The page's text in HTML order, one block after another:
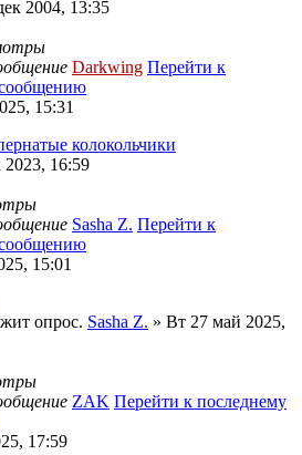
2004, 13:35
Darkwing Перейти к
15:31
колокольчики
2023, 16:59
Sasha Z. Перейти к
15:01
опрос. Sasha Z. » Вт 27 май 2025,
ZAK Перейти к последнему
17:59